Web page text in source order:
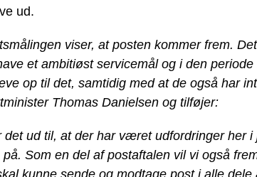
ud.
viser, at posten kommer frem.
et ambitiøst servicemål og i den
op til det, samtidig med at de også har
Thomas Danielsen og tilføjer:
ud til, at der har været udfordringer her
på. Som en del af postaftalen vil vi også
kunne sende og modtage post i alle dele